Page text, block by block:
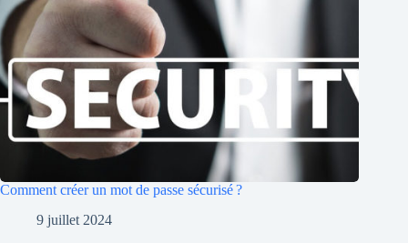
Comment créer un mot de passe sécurisé ?
9 juillet 2024